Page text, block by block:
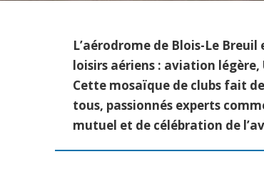
L’aérodrome de Blois-Le
loisirs aériens : aviation
Cette mosaïque de clubs fait
tous, passionnés experts
mutuel et de célébration de